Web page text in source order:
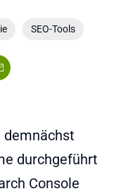
SEO-Tools
demnächst
durchgeführt
Console